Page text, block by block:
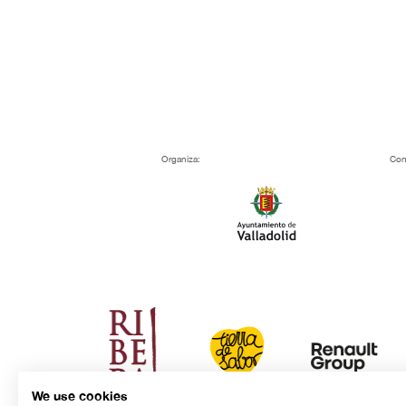
Organiza:
We use cookies